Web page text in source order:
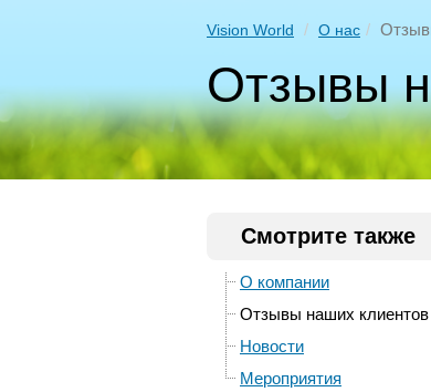
Vision World О нас
Отзывы
Смотрите также
О компании
Отзывы наших клиентов
Новости
Мероприятия